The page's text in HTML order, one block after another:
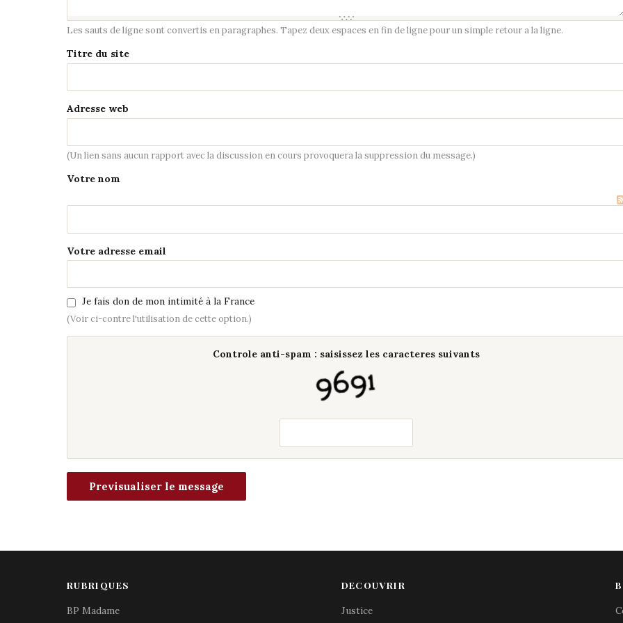
Les sauts de ligne sont convertis en paragraphes. Tapez deux espaces en fin de ligne pour un simple retour a la ligne.
Titre du site
Adresse web
(Un lien sans aucun rapport avec la discussion en cours provoquera la suppression du message.)
Votre nom
Votre adresse email
Je fais don de mon intimité à la France
(Voir ci-contre l'utilisation de cette option.)
Controle anti-spam : saisissez les caracteres suivants
RUBRIQUES
BP Madame
DECOUVRIR
Justice